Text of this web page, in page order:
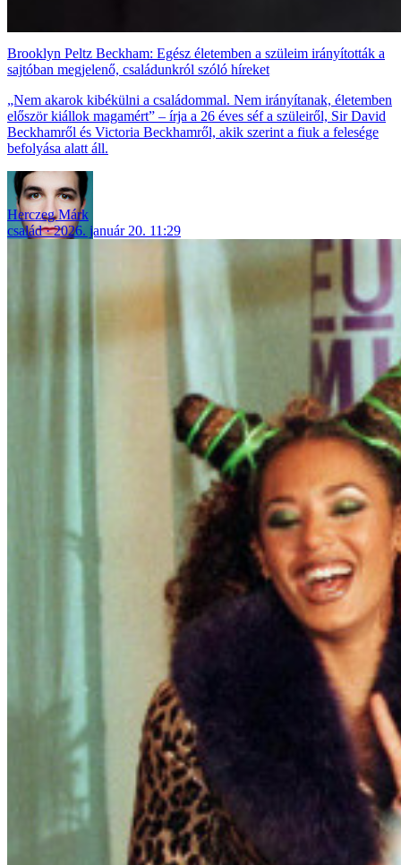
Brooklyn Peltz Beckham: Egész életemben a szüleim irányították a
sajtóban megjelenő, családunkról szóló híreket
„Nem akarok kibékülni a családommal. Nem irányítanak, életemben
először kiállok magamért” – írja a 26 éves séf a szüleiről, Sir David
Beckhamről és Victoria Beckhamről, akik szerint a fiuk a felesége
befolyása alatt áll.
Herczeg Márk
család
2026. január 20. 11:29